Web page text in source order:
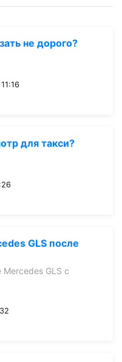
не дорого?
для такси?
GLS после
GLS с